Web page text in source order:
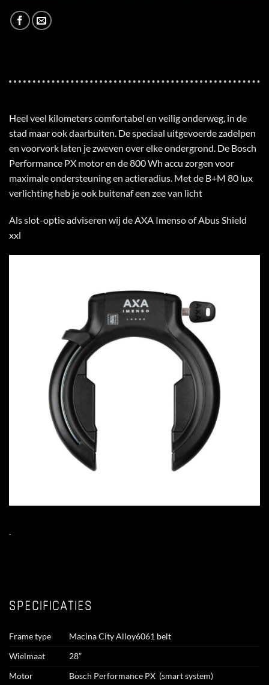
Heel veel kilometers comfortabel en veilig onderweg, in de
stad maar ook daarbuiten. De speciaal uitgevoerde zadelpen
en voorvork laten je zweven over elke ondergrond. De Bosch
Performance PX motor en de 800 Wh accu zorgen voor
maximale ondersteuning en actieradius. Met de B+M 80 lux
verlichting heb je ook buitenaf een zee van licht
Als slot-optie adviseren wij de AXA Imenso of Abus Shield
xxl
.
SPECIFICATIES
Frame type
Macina City Alloy6061 belt
Wielmaat
28”
Motor
Bosch Performance PX (smart system)